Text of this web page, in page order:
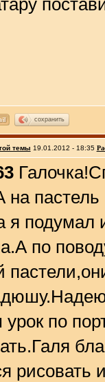
сохранить
темы 19.01.2012 - 18:35
на
я
по
урок по
рисовать